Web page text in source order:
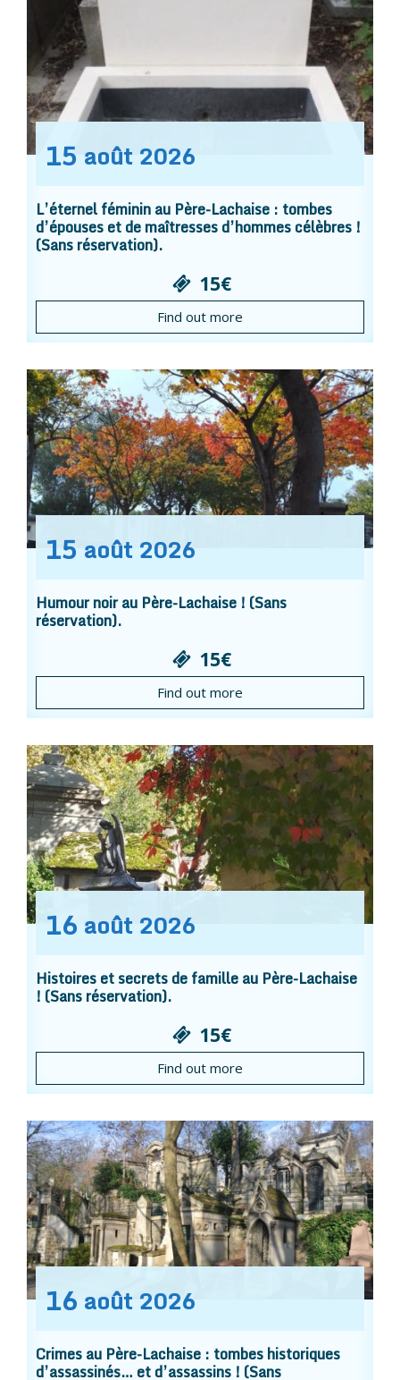
15 août 2026
L’éternel féminin au Père-Lachaise : tombes
d’épouses et de maîtresses d’hommes célèbres !
(Sans réservation).
15€
Find out more
15 août 2026
Humour noir au Père-Lachaise ! (Sans
réservation).
15€
Find out more
16 août 2026
Histoires et secrets de famille au Père-Lachaise
! (Sans réservation).
15€
Find out more
16 août 2026
Crimes au Père-Lachaise : tombes historiques
d’assassinés… et d’assassins ! (Sans